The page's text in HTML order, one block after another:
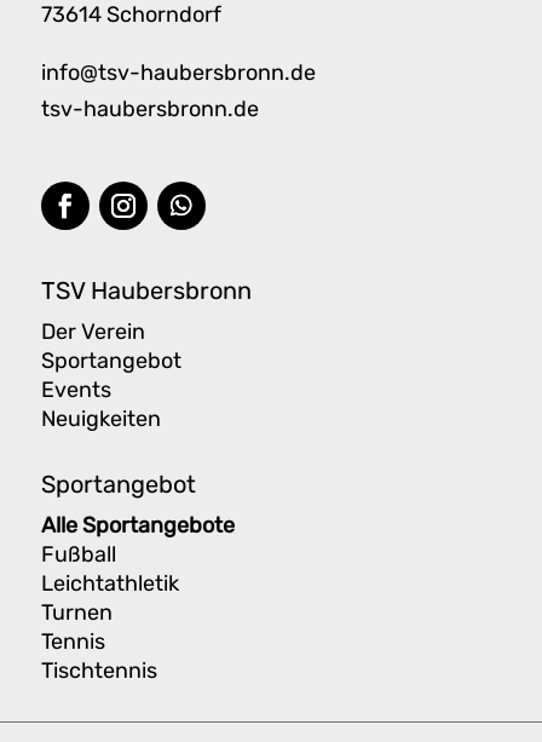
73614 Schorndorf
info@tsv-haubersbronn.de
tsv-haubersbronn.de
TSV Haubersbronn
Der Verein
Sportangebot
Events
Neuigkeiten
Sportangebot
Alle Sportangebote
Fußball
Leichtathletik
Turnen
Tennis
Tischtennis